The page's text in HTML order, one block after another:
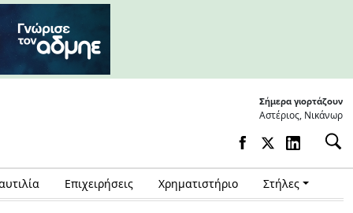
Σήμερα γιορτάζουν
Αστέριος, Νικάνωρ
Επιχειρήσεις Χρηματιστήριο Στήλες